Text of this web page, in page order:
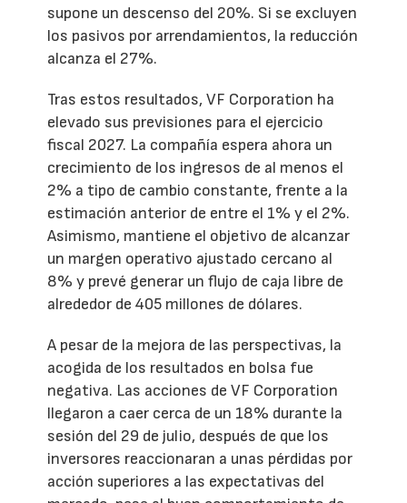
supone un descenso del 20%. Si se excluyen
los pasivos por arrendamientos, la reducción
alcanza el 27%.
Tras estos resultados, VF Corporation ha
elevado sus previsiones para el ejercicio
fiscal 2027. La compañía espera ahora un
crecimiento de los ingresos de al menos el
2% a tipo de cambio constante, frente a la
estimación anterior de entre el 1% y el 2%.
Asimismo, mantiene el objetivo de alcanzar
un margen operativo ajustado cercano al
8% y prevé generar un flujo de caja libre de
alrededor de 405 millones de dólares.
A pesar de la mejora de las perspectivas, la
acogida de los resultados en bolsa fue
negativa. Las acciones de VF Corporation
llegaron a caer cerca de un 18% durante la
sesión del 29 de julio, después de que los
inversores reaccionaran a unas pérdidas por
acción superiores a las expectativas del